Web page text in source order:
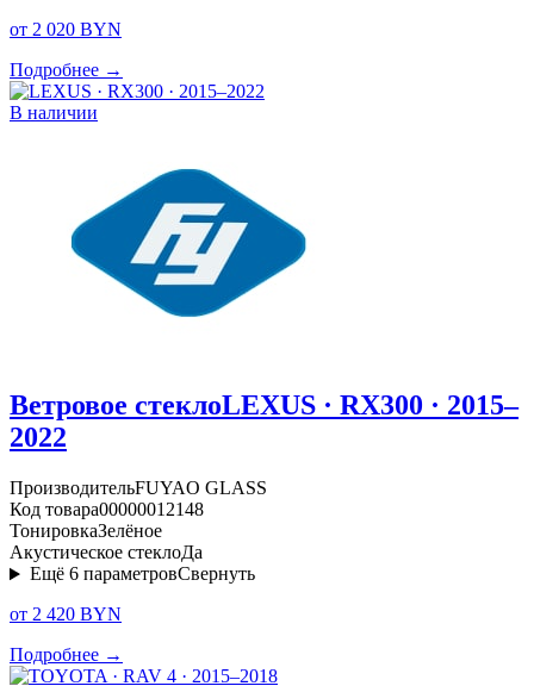
от 2 020 BYN
Подробнее →
В наличии
Ветровое стеклоLEXUS · RX300 · 2015–
2022
ПроизводительFUYAO GLASS
Код товара00000012148
ТонировкаЗелёное
Акустическое стеклоДа
Ещё 6 параметровСвернуть
от 2 420 BYN
Подробнее →